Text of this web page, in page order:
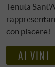
Tenuta
con piacere!
AI VINI